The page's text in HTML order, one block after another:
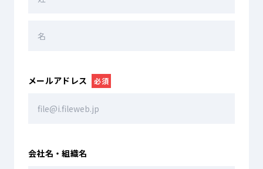
メールアドレス 必須
会社名・組織名